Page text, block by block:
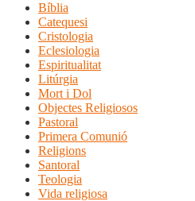
Bíblia
Catequesi
Cristologia
Eclesiologia
Espiritualitat
Litúrgia
Mort i Dol
Objectes Religiosos
Pastoral
Primera Comunió
Religions
Santoral
Teologia
Vida religiosa